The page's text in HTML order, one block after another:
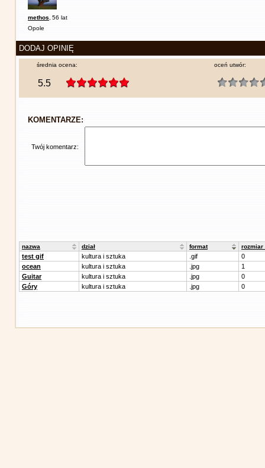
methos 56 lat
Opole
DODAJ OPINIĘ
średnia ocena:
5.5
oceń utwór:
KOMENTARZE:
Twój komentarz:
nazwa dział format rozmiar
test gif kultura i sztuka .gif
0
ocean
kultura i sztuka .jpg
1
Guitar
kultura i sztuka .jpg
0
Góry
kultura i sztuka .jpg 0